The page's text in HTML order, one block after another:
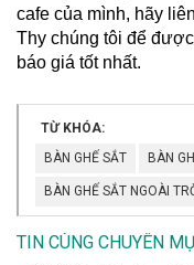
cafe của mình, hãy
Thy chúng tôi để
báo giá tốt nhất.
TỪ KHÓA:
BÀN GHẾ SẮT
BÀN
BÀN GHẾ SẮT NGOÀI
TIN CÙNG CHUYÊN